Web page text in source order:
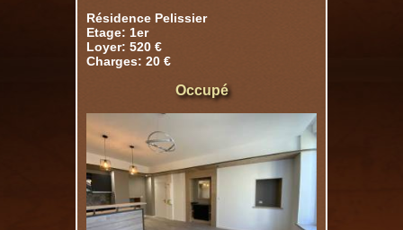
Résidence Pelissier
Etage: 1er
Loyer: 520 €
Charges: 20 €
Occupé